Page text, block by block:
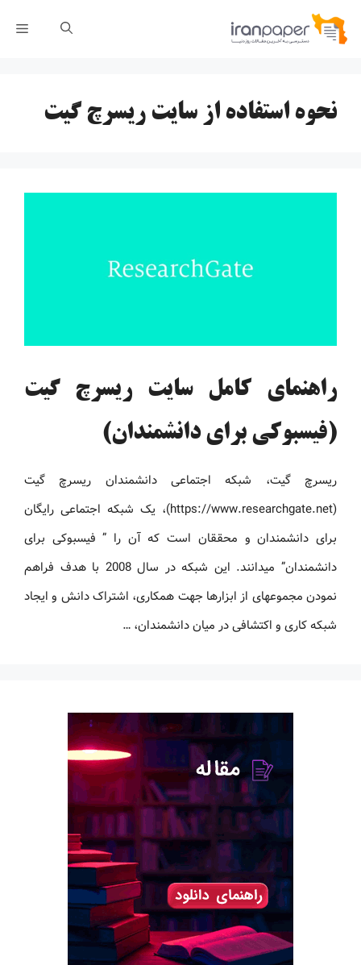
پرش
نحوه استفاده از سایت ریسرچ گیت
راهنمای کامل سایت ریسرچ گیت
(فیسبوکی برای دانشمندان)
ریسرچ ‏گیت، شبکه اجتماعی دانشمندان ریسرچ ‏گیت
(https://www.researchgate.net)، یک شبکه اجتماعی رایگان
برای دانشمندان و محققان است که آن را ” ‏فیسبوکی برای
دانشمندان” می‏دانند. این شبکه در سال 2008 با هدف فراهم
نمودن مجموعه‏ای از ابزارها جهت همکاری، اشتراک دانش و ایجاد
شبکه کاری و اکتشافی در میان دانشمندان، …